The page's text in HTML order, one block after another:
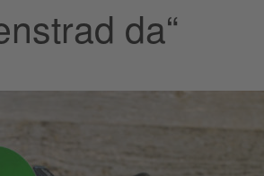
da“